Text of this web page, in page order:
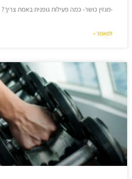
-מגזין כושר- כמה פעילות גופנית באמת
למאמר »